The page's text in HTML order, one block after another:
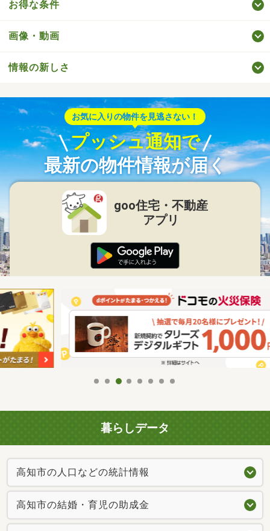
お得な条件
画像・動画
情報の新しさ
お気に入りの物件を見逃さない！
プッシュ通知で
最新の物件情報が届く
goo住宅・不動産
アプリ
暮らしデータ
高知市の人口などの統計情報
高知市の結婚・育児の助成金